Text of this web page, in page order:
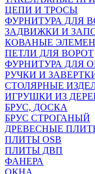
ЦЕПИ И ТРОСЫ
ФУРНИТУРА ДЛЯ
ЗАДВИЖКИ И
КОВАНЫЕ
ПЕТЛИ ДЛЯ ВОРОТ
ФУРНИТУРА ДЛЯ
РУЧКИ И
СТОЛЯРНЫЕ
ИГРУШКИ ИЗ
БРУС, ДОСКА
БРУС СТРОГАНЫЙ
ДРЕВЕСНЫЕ
ПЛИТЫ OSB
ПЛИТЫ ДВП
ФАНЕРА
ОКНА